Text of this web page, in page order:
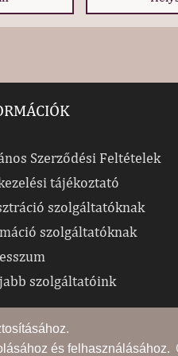
és felhasználásához.
Szerződési Feltételek
tájékoztató
szolgáltatóknak
szolgáltatóknak
szolgáltatóink